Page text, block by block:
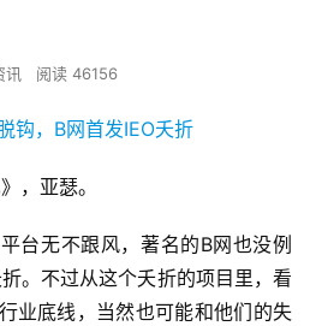
讯 阅读 46156
，亚瑟。
台无不跟风，著名的B网也没例
。不过从这个夭折的项目里，看
业底线，当然也可能和他们的失